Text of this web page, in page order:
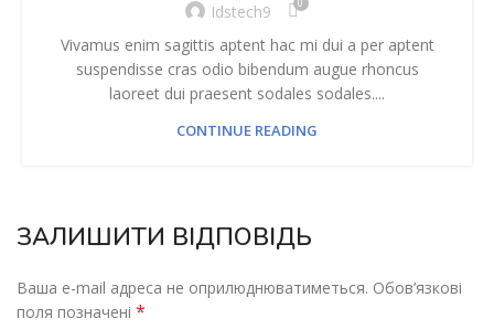
Idstech9
Vivamus enim sagittis aptent hac mi dui a per aptent
suspendisse cras odio bibendum augue rhoncus
laoreet dui praesent sodales sodales....
CONTINUE READING
ЗАЛИШИТИ ВІДПОВІДЬ
Ваша e-mail адреса не оприлюднюватиметься. Обов’язкові
поля позначені *